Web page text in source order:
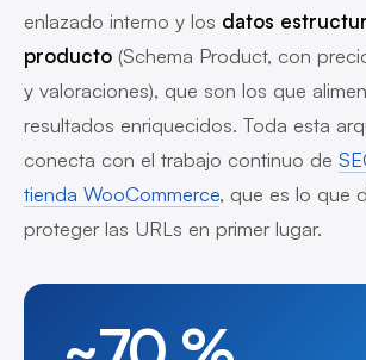
enlazado interno y los datos
producto (Schema Product, con
y valoraciones), que son los que
resultados enriquecidos. Toda esta
conecta con el trabajo continuo de
tienda WooCommerce, que es lo que
proteger las URLs en primer lugar.